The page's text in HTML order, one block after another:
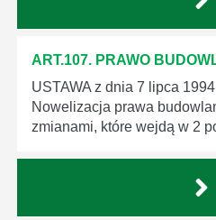
ART.107. PRAWO
USTAWA z dnia 7 lipca
Nowelizacja prawa
zmianami, które wejdą w 2